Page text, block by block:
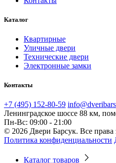
Каталог
Квартирные
Уличные двери
Технические двери
Электронные замки
Контакты
+7 (495) 152-80-59
Ленинградское шоссе 88 км,
Пн-Вс: 09:00 - 21:00
© 2026 Двери Барсук. Все
Политика конфиденциальности
Каталог товаров